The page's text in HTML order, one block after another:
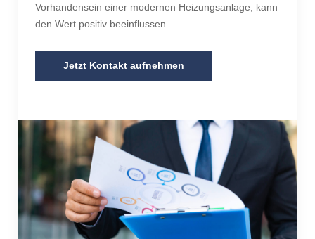
Vorhandensein einer modernen Heizungsanlage, kann
den Wert positiv beeinflussen.
Jetzt Kontakt aufnehmen